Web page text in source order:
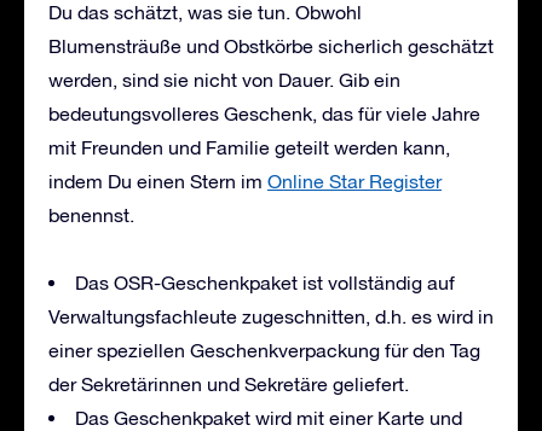
Du das schätzt, was sie tun. Obwohl
Blumensträuße und Obstkörbe sicherlich geschätzt
werden, sind sie nicht von Dauer. Gib ein
bedeutungsvolleres Geschenk, das für viele Jahre
mit Freunden und Familie geteilt werden kann,
indem Du einen Stern im Online Star Register
benennst.
Das OSR-Geschenkpaket ist vollständig auf
Verwaltungsfachleute zugeschnitten, d.h. es wird in
einer speziellen Geschenkverpackung für den Tag
der Sekretärinnen und Sekretäre geliefert.
Das Geschenkpaket wird mit einer Karte und